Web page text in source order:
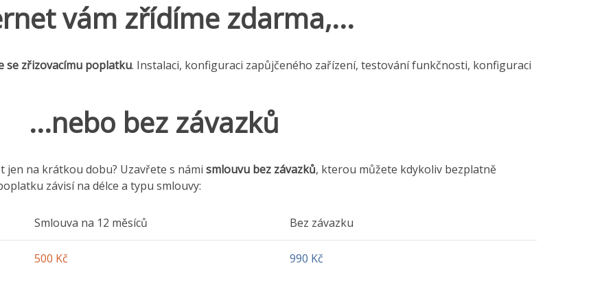
vám zřídíme zdarma,...
se zřizovacímu poplatku. Instalaci, konfiguraci zapůjčeného zařízení, testování funkčnosti, konfiguraci
...nebo bez závazků
na krátkou dobu? Uzavřete s námi smlouvu bez závazků, kterou můžete kdykoliv bezplatně
závisí na délce a typu smlouvy:
Smlouva na 12 měsíců
500 Kč
Bez závazku
990 Kč